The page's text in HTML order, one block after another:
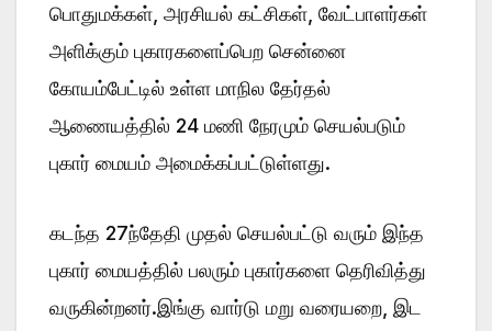
பொதுமக்கள், அரசியல் கட்சிகள், வேட்பாளர்கள்
அளிக்கும் புகாரகளைப்பெற சென்னை
கோயம்பேட்டில் உள்ள மாநில தேர்தல்
ஆணையத்தில் 24 மணி நேரமும் செயல்படும்
புகார் மையம் அமைக்கப்பட்டுள்ளது.
கடந்த 27ந்தேதி முதல் செயல்பட்டு வரும் இந்த
புகார் மையத்தில் பலரும் புகார்களை தெரிவித்து
வருகின்றனர்.இங்கு வார்டு மறு வரையறை, இட